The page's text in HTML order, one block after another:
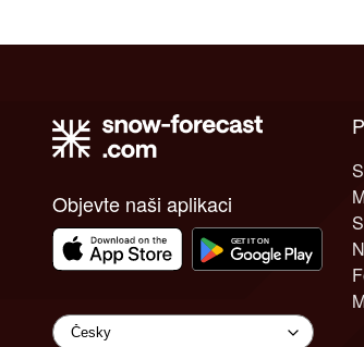
Objevte naši aplikaci